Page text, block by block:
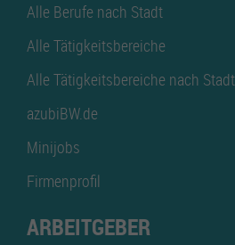
Alle Berufe nach Stadt
Alle Tätigkeitsbereiche
Alle Tätigkeitsbereiche nach Stadt
azubiBW.de
Minijobs
Firmenprofil
ARBEITGEBER